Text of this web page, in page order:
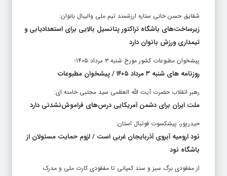
شقایق حسن خانی ستاره ارزشمند تیم ملی والیبال بانوان:
زیرساخت‌های باشگاه تراکتور پتانسیل بالایی برای استعدادیابی و
تیمداری ورزش بانوان دارد
پیشخوان مطبوعات کشور مورخ شنبه ۳ مرداد ۱۴۰۵؛
روزنامه های شنبه ۳ مرداد ۱۴۰۵ / پیشخوان مطبوعات
رهبر انقلاب حضرت آیت الله العظمی سید مجتبی خامنه ای:
ملت ایران برای دشمن آمریکایی درس‌های فراموش‌نشدنی دارد
حیدرپور، پیشکسوت فوتبال استان:
نود ارومیه آبروی آذربایجان غربی است / لزوم حمایت مسئولان از
باشگاه نود
از مفقودی برگ سبز و سند کمپانی تا مفقودی کارت ملی و مدرک